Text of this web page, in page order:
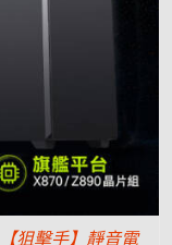
狙擊手】靜音電